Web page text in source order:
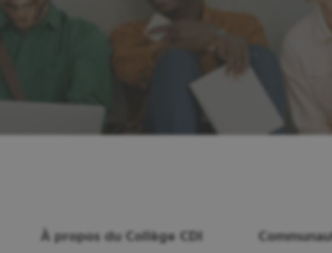
À propos du Collège CDI